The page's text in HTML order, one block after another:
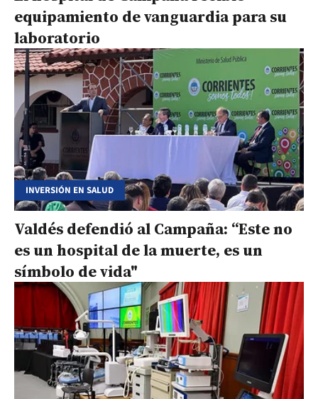
equipamiento de vanguardia para su
laboratorio
INVERSIÓN EN SALUD
Valdés defendió al Campaña: “Este no
es un hospital de la muerte, es un
símbolo de vida"